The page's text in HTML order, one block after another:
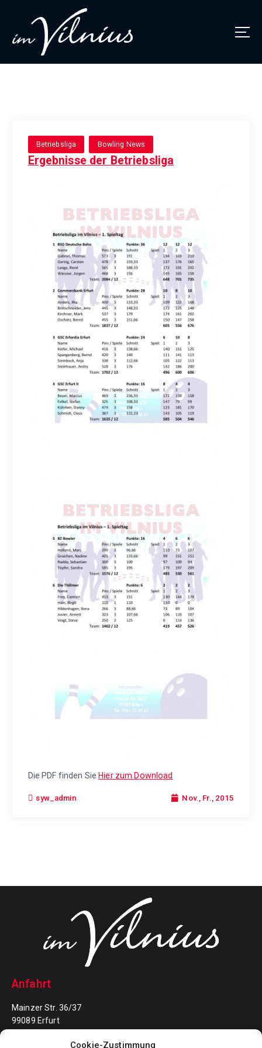
Cookie-Zustimmung
Thüringens größtes Bowlingcenter
Betriebsliga Bowling News
Ergebnisse der Betriebsliga
Die PDF finden Sie Hier zum Download
syw_admin Nov., Fr., 2015
Anfahrt
Mainzer Str. 36/37
99089 Erfurt